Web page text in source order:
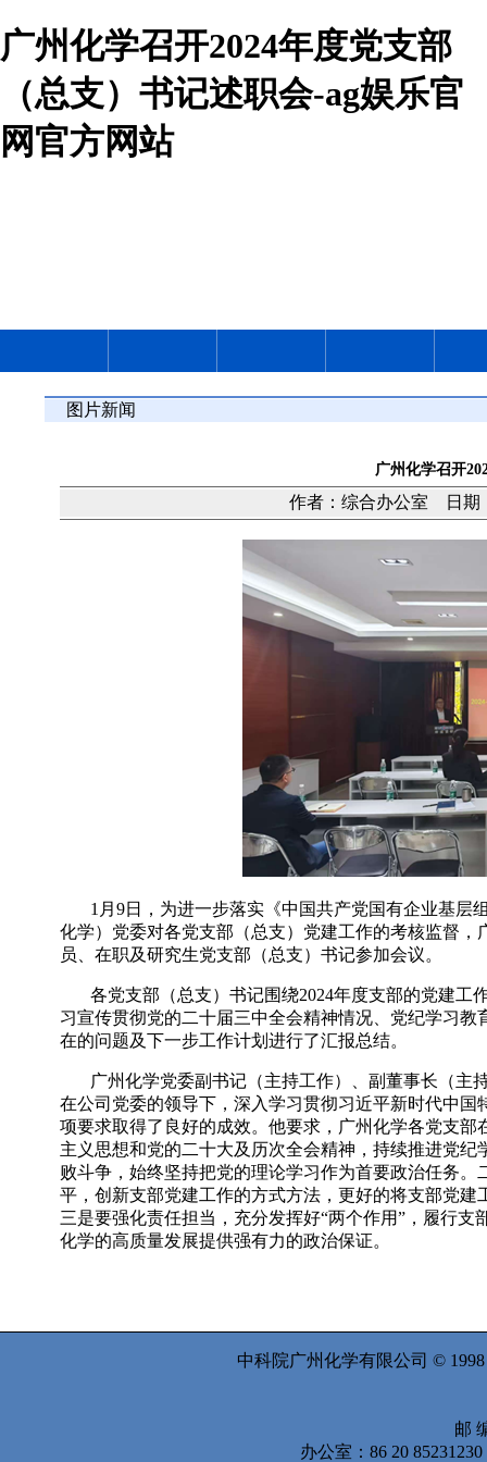
广州化学召开2024年度党支部
（总支）书记述职会-ag娱乐官
网官方网站
图片新闻
广州化学召开
作者：综合办公室 日
1 月 9日，为进一步落实《中国共产党国有企业基层
化学）党委对各党支部（总支）党建工作的考核监督
员、在职及研究生党支部（总支）书记参加会议。
各党支部（总支）书记围绕2024年度支部的党建工
习宣传贯彻党的二十届三中全会精神情况、党纪学习
在的问题及下一步工作计划进行了汇报总结。
广州化学党委副书记（主持工作）、副董事长（主
在公司党委的领导下，深入学习贯彻习近平新时代中
项要求取得了良好的成效。他要求，广州化学各党支部
主义思想和党的二十大及历次全会精神，持续推进党
败斗争，始终坚持把党的理论学习作为首要政治任务
平，创新支部党建工作的方式方法，更好的将支部党
三是要强化责任担当，充分发挥好“两个作用”，履行
化学的高质量发展提供强有力的政治保证。
中科院广州化学有限公司 ©
邮
办公室：86 20